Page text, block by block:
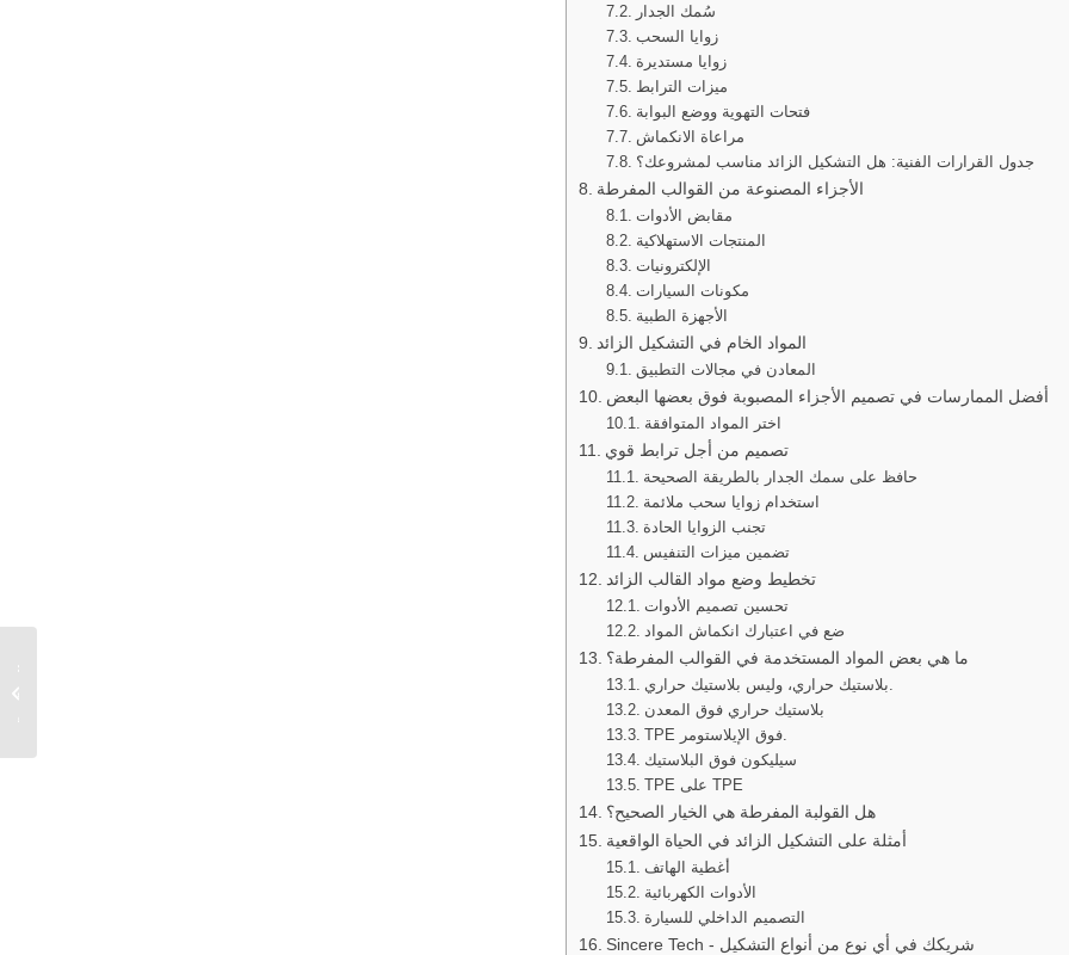
سُمك الجدار
زوايا السحب
زوايا مستديرة
ميزات الترابط
فتحات التهوية ووضع البوابة
مراعاة الانكماش
جدول القرارات الفنية: هل التشكيل الزائد مناسب لمشروعك؟
الأجزاء المصنوعة من القوالب المفرطة
مقابض الأدوات
المنتجات الاستهلاكية
الإلكترونيات
مكونات السيارات
الأجهزة الطبية
المواد الخام في التشكيل الزائد
المعادن في مجالات التطبيق
أفضل الممارسات في تصميم الأجزاء المصبوبة فوق بعضها البعض
اختر المواد المتوافقة
تصميم من أجل ترابط قوي
حافظ على سمك الجدار بالطريقة الصحيحة
استخدام زوايا سحب ملائمة
تجنب الزوايا الحادة
تضمين ميزات التنفيس
تخطيط وضع مواد القالب الزائد
تحسين تصميم الأدوات
ضع في اعتبارك انكماش المواد
ما هي بعض المواد المستخدمة في القوالب المفرطة؟
بلاستيك حراري فوق المعدن
TPE فوق الإيلاستومر.
سيليكون فوق البلاستيك
TPE على TPE
هل القولبة المفرطة هي الخيار الصحيح؟
أمثلة على التشكيل الزائد في الحياة الواقعية
أغطية الهاتف
الأدوات الكهربائية
التصميم الداخلي للسيارة
Sincere Tech - شريكك في أي نوع من أنواع التشكيل
ما